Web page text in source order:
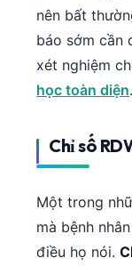
nên bất
báo sớm cần
xét nghiệm
học toàn diện.
Chỉ số
Một trong
mà bệnh
điều họ nói.